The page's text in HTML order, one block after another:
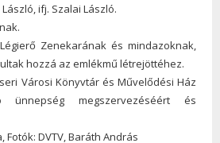
ifj. Szalai László.
Zenekarának és mindazoknak,
hozzá az emlékmű létrejöttéhez.
Városi Könyvtár és Művelődési Ház
megszervezéséért és
Fotók: DVTV, Baráth András